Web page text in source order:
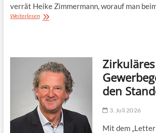
verrät Heike Zimmermann, worauf man
WeiterlesenAuf
Zirkuläres
den
3. Juli 2026
Mit dem